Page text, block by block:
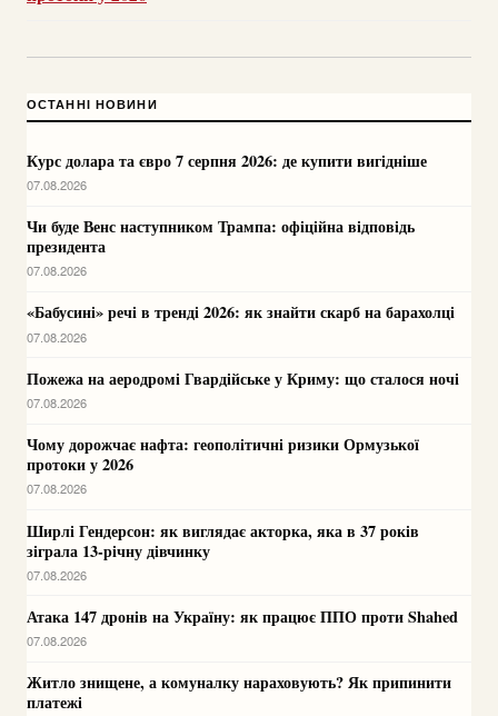
ОСТАННІ НОВИНИ
Курс долара та євро 7 серпня 2026: де купити вигідніше
07.08.2026
Чи буде Венс наступником Трампа: офіційна відповідь
президента
07.08.2026
«Бабусині» речі в тренді 2026: як знайти скарб на барахолці
07.08.2026
Пожежа на аеродромі Гвардійське у Криму: що сталося ночі
07.08.2026
Чому дорожчає нафта: геополітичні ризики Ормузької
протоки у 2026
07.08.2026
Ширлі Гендерсон: як виглядає акторка, яка в 37 років
зіграла 13-річну дівчинку
07.08.2026
Атака 147 дронів на Україну: як працює ППО проти Shahed
07.08.2026
Житло знищене, а комуналку нараховують? Як припинити
платежі